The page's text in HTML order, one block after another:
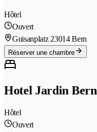
Hôtel
Ouvert
Guisanplatz 23014 Bern
Réserver une chambre
Hotel Jardin Bern
Hôtel
Ouvert